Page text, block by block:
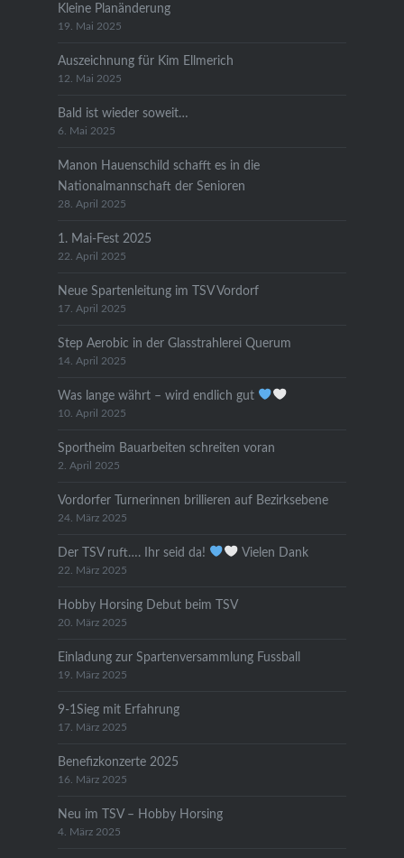
Kleine Planänderung
19. Mai 2025
Auszeichnung für Kim Ellmerich
12. Mai 2025
Bald ist wieder soweit…
6. Mai 2025
Manon Hauenschild schafft es in die
Nationalmannschaft der Senioren
28. April 2025
1. Mai-Fest 2025
22. April 2025
Neue Spartenleitung im TSV Vordorf
17. April 2025
Step Aerobic in der Glasstrahlerei Querum
14. April 2025
Was lange währt – wird endlich gut
10. April 2025
Sportheim Bauarbeiten schreiten voran
2. April 2025
Vordorfer Turnerinnen brillieren auf Bezirksebene
24. März 2025
Der TSV ruft…. Ihr seid da! Vielen Dank
22. März 2025
Hobby Horsing Debut beim TSV
20. März 2025
Einladung zur Spartenversammlung Fussball
19. März 2025
9-1Sieg mit Erfahrung
17. März 2025
Benefizkonzerte 2025
16. März 2025
Neu im TSV – Hobby Horsing
4. März 2025